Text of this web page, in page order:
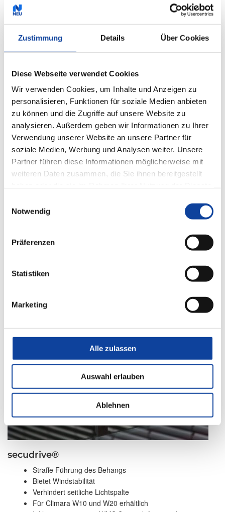
Zustimmung Details Über Cookies
Diese Webseite verwendet Cookies
Wir verwenden Cookies, um Inhalte und Anzeigen zu
personalisieren, Funktionen für soziale Medien anbieten
zu können und die Zugriffe auf unsere Website zu
analysieren. Außerdem geben wir Informationen zu Ihrer
Verwendung unserer Website an unsere Partner für
soziale Medien, Werbung und Analysen weiter. Unsere
Partner führen diese Informationen möglicherweise mit
weiteren Daten zusammen, die Sie ihnen bereitgestellt
Notwendig
Präferenzen
Statistiken
Marketing
Alle zulassen
Auswahl erlauben
Ablehnen
Eckiger Design Halter
secudrive®
Straffe Führung des Behangs
Bietet Windstabilität
Verhindert seitliche Lichtspalte
Für Climara W10 und W20 erhältlich